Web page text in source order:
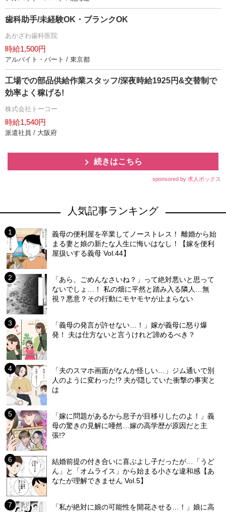
歯科助手/未経験OK・ブランクOK
あかざわ歯科医院
時給1,500円
アルバイト・パート / 東京都
工場での部品供給作業スタッフ/深夜時給1925円&交替制で
効率よく稼げる!
株式会社トーコー
時給1,540円
派遣社員 / 大阪府
続きはこちら
sponsored by 求人ボックス
人気記事ランキング
義母の便利屋を卒業してノーストレス！ 離婚から始
まる妻と娘の新たな人生に悔いはなし！【嫁を便利
屋扱いする義母 Vol.44】
「あら、ごめんなさいね？」って絶対悪いと思って
ないでしょ…！ 私の畑に平然と踏み入る隣人…無
視？悪意？その行動にモヤモヤが止まらない
「義母の発言が許せない…！」嫁が義母に怒り爆
発！ 夫は仕方ないと言うけれど諦めるべき？
「夫のスマホ画面がなんか怪しい…」ジム通いで別
人のように変わった!? 夫が隠していた衝撃の事実と
は
「嫁に問題があるから息子が目移りしたのよ！」義
母の驚きの見解に唖然…嫁の高学歴が原因だと主
張!?
結婚前提の付き合いに喜ぶよし子だったが…「うど
ん」と「オムライス」から始まる小さな違和感【あ
なたが理解できません Vol.5】
「私が絶対に娘の可能性を開花させる…！」娘に高